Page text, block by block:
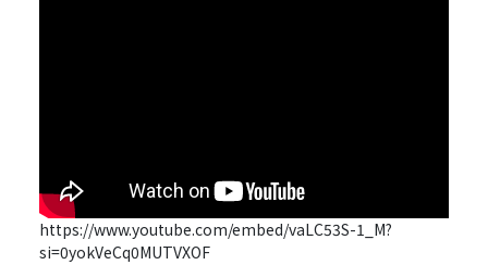
https://www.youtube.com/embed/vaLC53S-1_M?
si=0yokVeCq0MUTVXOF